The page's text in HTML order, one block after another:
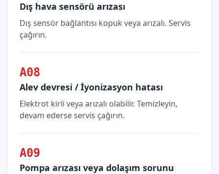
Dış hava sensörü arızası
Dış sensör bağlantısı kopuk veya arızalı. Servis
çağırın.
A08
Alev devresi / İyonizasyon hatası
Elektrot kirli veya arızalı olabilir. Temizleyin,
devam ederse servis çağırın.
A09
Pompa arızası veya dolaşım sorunu